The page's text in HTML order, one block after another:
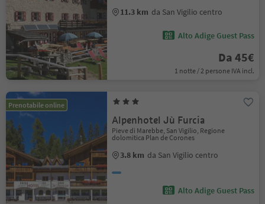
11.3 km da San Vigilio centro
Alto Adige Guest Pass
Da 45€
1 notte / 2 persone IVA incl.
Prenotabile online
Alpenhotel Jù Furcia
Pieve di Marebbe, San Vigilio, Regione
dolomitica Plan de Corones
3.8 km da San Vigilio centro
Alto Adige Guest Pass